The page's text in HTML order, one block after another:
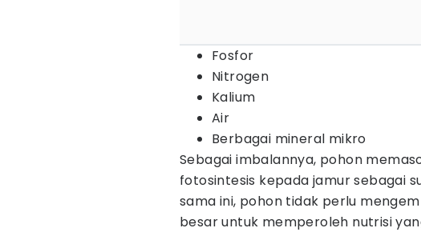
Fosfor
Nitrogen
Kalium
Air
Berbagai mineral mikro
Sebagai imbalannya, pohon
fotosintesis kepada jamur sebagai
sama ini, pohon tidak perlu
besar untuk memperoleh nutrisi